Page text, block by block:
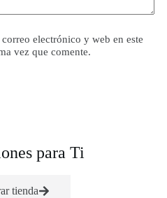
electrónico y web en este
vez que comente.
para Ti
tienda